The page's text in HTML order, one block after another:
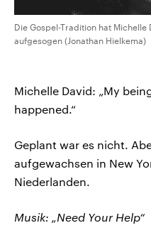
Die Gospel-Tradition hat
aufgesogen (Jonathan Hielkema)
Michelle David: „My
happened.“
Geplant war es nicht.
aufgewachsen in New
Niederlanden.
Musik: „Need Your Help“